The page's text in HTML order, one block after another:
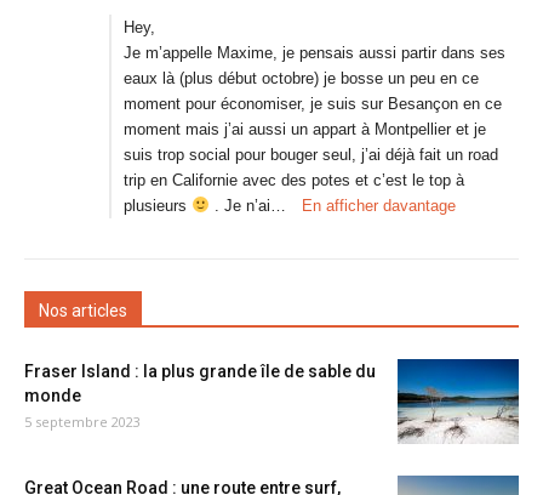
Hey,
Je m’appelle Maxime, je pensais aussi partir dans ses
eaux là (plus début octobre) je bosse un peu en ce
moment pour économiser, je suis sur Besançon en ce
moment mais j’ai aussi un appart à Montpellier et je
suis trop social pour bouger seul, j’ai déjà fait un road
trip en Californie avec des potes et c’est le top à
plusieurs
. Je n’ai… En afficher davantage
Nos articles
Fraser Island : la plus grande île de sable du
monde
5 septembre 2023
Great Ocean Road : une route entre surf,